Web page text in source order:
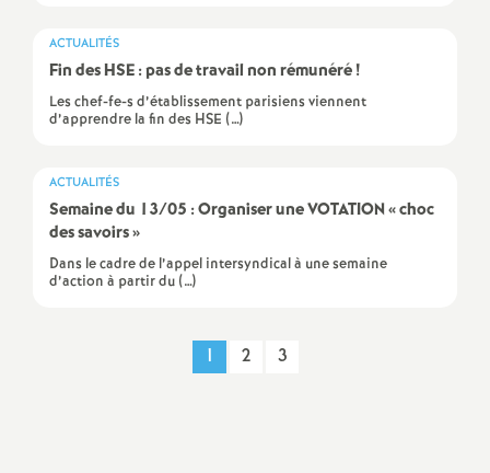
O
l
é
ACTUALITÉS
Fin des HSE : pas de travail non rémunéré!
Les chef-fe-s d’établissement parisiens viennent
d’apprendre la fin des HSE (…)
ACTUALITÉS
Semaine du 13/05 : Organiser une VOTATION «choc
des savoirs»
Dans le cadre de l’appel intersyndical à une semaine
d’action à partir du (…)
1 2 3